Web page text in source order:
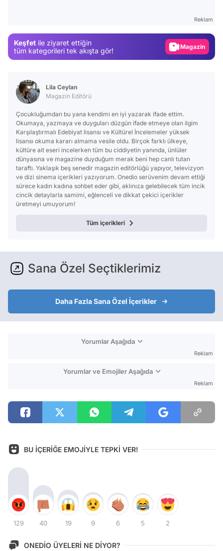
Reklam
Keşfet ile ziyaret ettiğin
tüm kategorileri tek akışta gör!
Video
Lila Ceylan
Magazin Editörü
Çocukluğumdan bu yana kendimi en iyi yazarak ifade ettim.
Okumaya, yazmaya ve duyguları düzgün ifade etmeye olan ilgim
Karşılaştırmalı Edebiyat lisansı ve Kültürel İncelemeler yüksek
lisansı okuma kararı almama vesile oldu. Birçok farklı ülkeye,
kültüre ait eseri incelerken tüm bu ciddiyetin yanında, ünlüler
dünyasına ve magazine duyduğum merak beni hep canlı tutan
taraftı. Yaklaşık beş senedir magazin editörlüğü yapıyor, televizyon
ve dizi sinema içerikleri yazıyorum. Onedio serüvenim devam ettiği
sürece kadın kadına sohbet eder gibi, aklınıza gelebilecek tüm incik
cincik detaylarla samimi, eğlenceli ve dikkat çekici içerikler
üretmeyi umuyorum!
Tüm içerikleri
Sana Özel Seçtiklerimiz
Daha Fazla Sana Özel İçerikler
Yorumlar Aşağıda
Reklam
Yorumlar ve Emojiler Aşağıda
Reklam
BU İÇERİĞE EMOJİYLE TEPKİ VER!
129 40 19 9 6 5 2
ONEDİO ÜYELERİ NE DİYOR?